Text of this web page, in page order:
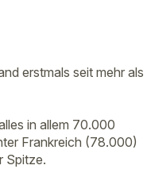
erstmals seit mehr als
in allem 70.000
Frankreich (78.000)
Spitze.